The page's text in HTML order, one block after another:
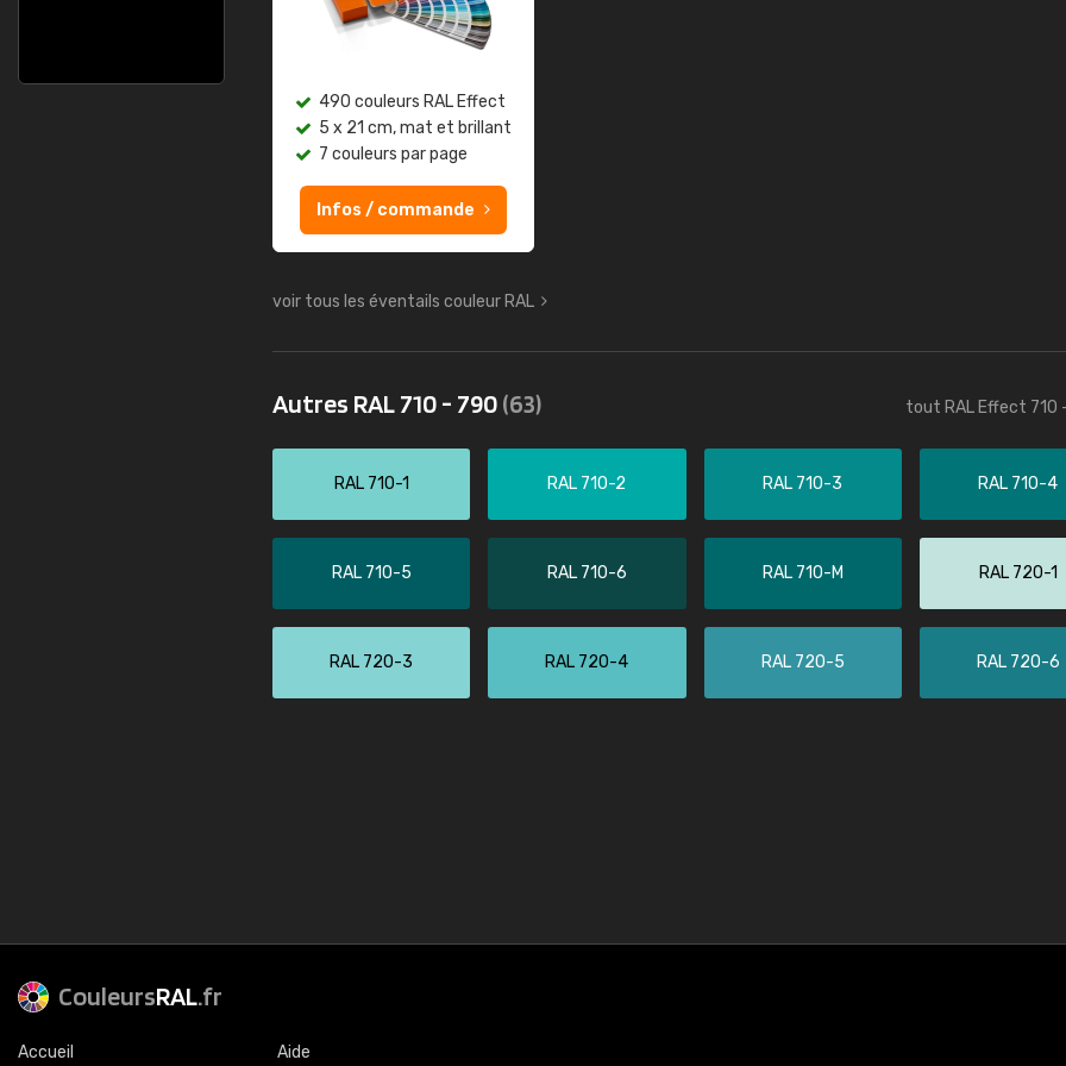
490 couleurs RAL Effect
5 x 21 cm, mat et brillant
7 couleurs par page
Infos / commande
voir tous les éventails couleur RAL
Autres RAL 710 - 790(63) tout RAL Effect 710
RAL 710-1 RAL 710-2 RAL 710-3 RAL 710-4
RAL 710-5 RAL 710-6 RAL 710-M RAL 720-1
RAL 720-3 RAL 720-4 RAL 720-5 RAL 720-6
CouleursRAL.fr
Accueil Aide